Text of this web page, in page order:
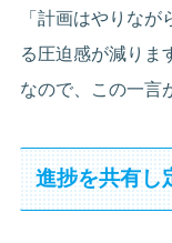
「計画はやりな
る圧迫感が減りま
なので、この一言
進捗を共有し